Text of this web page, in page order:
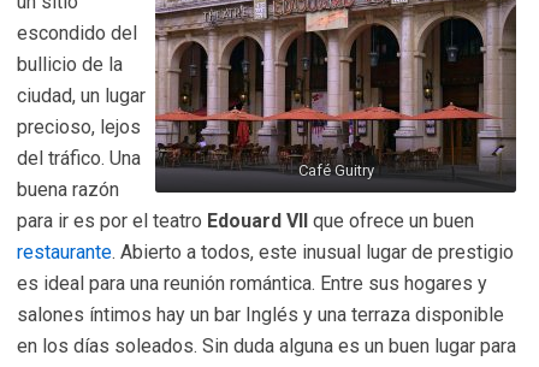
Café Guitry
escondido del
bullicio de la
ciudad, un lugar
precioso, lejos
del tráfico. Una
buena razón
para ir es por el teatro Edouard VII que ofrece un buen
restaurante. Abierto a todos, este inusual lugar de prestigio
es ideal para una reunión romántica. Entre sus hogares y
salones íntimos hay un bar Inglés y una terraza disponible
en los días soleados. Sin duda alguna es un buen lugar para